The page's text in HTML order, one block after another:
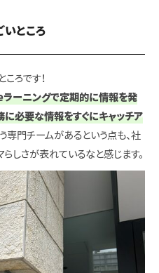
いところ
ろです！
ーニングで定期的に情報を発
に必要な情報をすぐにキャッチア
専門チームがあるという点も、社
しさが表れているなと感じます。